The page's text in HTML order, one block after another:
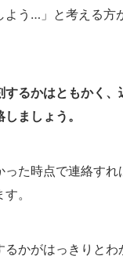
よう…」と考える方
するかはともかく、
ましょう。
った時点で連絡すれ
。
るかがはっきりとわ